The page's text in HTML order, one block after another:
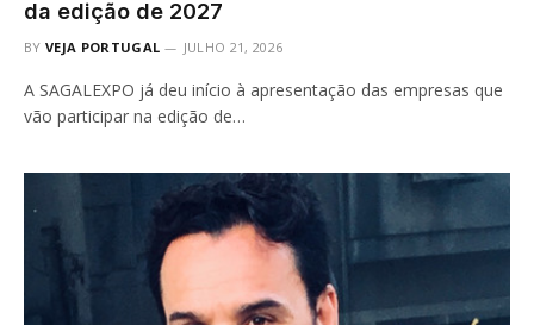
da edição de 2027
BY VEJA PORTUGAL JULHO 21, 2026
A SAGALEXPO já deu início à apresentação das empresas que
vão participar na edição de…